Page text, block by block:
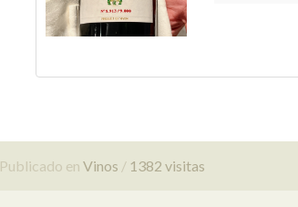
Publicado en Vinos 1382 visitas